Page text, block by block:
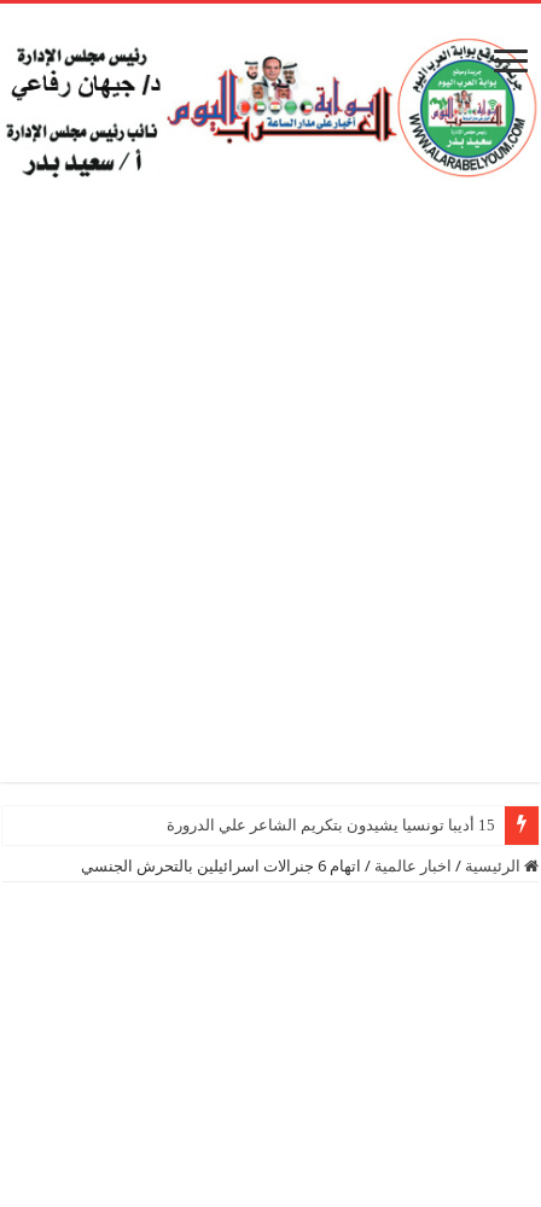
15 أديبا تونسيا يشيدون بتكريم الشاعر علي الدرورة
الرئيسية / اخبار عالمية / اتهام 6 جنرالات اسرائيلين بالتحرش الجنسي